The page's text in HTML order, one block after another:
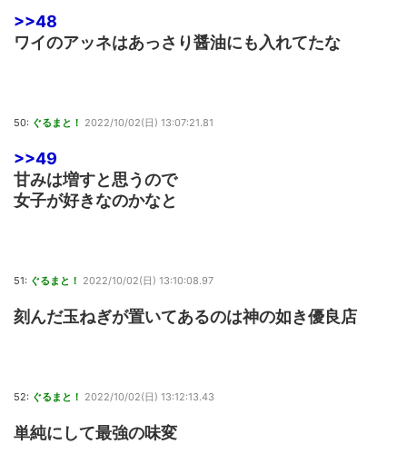
>>48
ワイのアッネはあっさり醤油にも入れてたな
50: ぐるまと！ 2022/10/02(日) 13:07:21.81
>>49
甘みは増すと思うので
女子が好きなのかなと
51: ぐるまと！ 2022/10/02(日) 13:10:08.97
刻んだ玉ねぎが置いてあるのは神の如き優良店
52: ぐるまと！ 2022/10/02(日) 13:12:13.43
単純にして最強の味変